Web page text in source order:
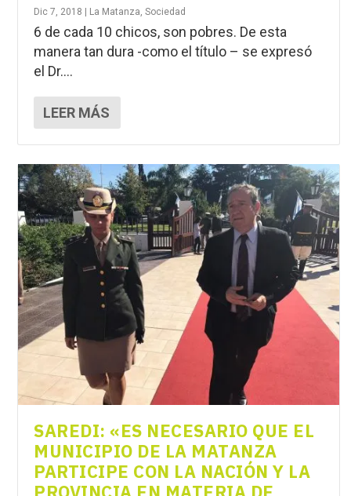
Dic 7, 2018 La Matanza,Sociedad
6 de cada 10 chicos, son pobres. De esta
manera tan dura -como el título – se expresó
el Dr....
LEER MÁS
SAREDI: «ES NECESARIO QUE EL
MUNICIPIO DE LA MATANZA
PARTICIPE CON LA NACIÓN Y LA